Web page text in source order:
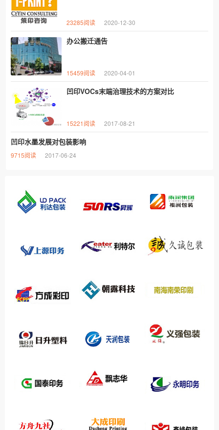
23285阅读 2020-12-30
办公搬迁通告
15459阅读 2020-04-01
凹印VOCs末端治理技术的方案对比
15221阅读 2017-08-21
凹印水墨发展对包装影响
9715阅读 2017-06-24